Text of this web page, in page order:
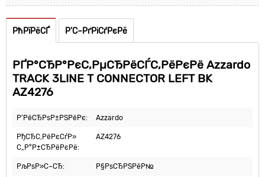
РћРїРёСЃ Р’С–РґРіСѓРєРё
РҐР°СЂР°РєС‚РµСЂРёСЃС‚РёРєРё Azzardo
TRACK 3LINE T CONNECTOR LEFT BK
AZ4276
Р’РёСЂРѕР±РЅРёРє: Azzardo
РђСЂС‚РёРєСѓР»
С„Р°Р±СЂРёРєРё:
AZ4276
РљРѕР»С–СЂ: Р§РѕСЂРЅРёР№